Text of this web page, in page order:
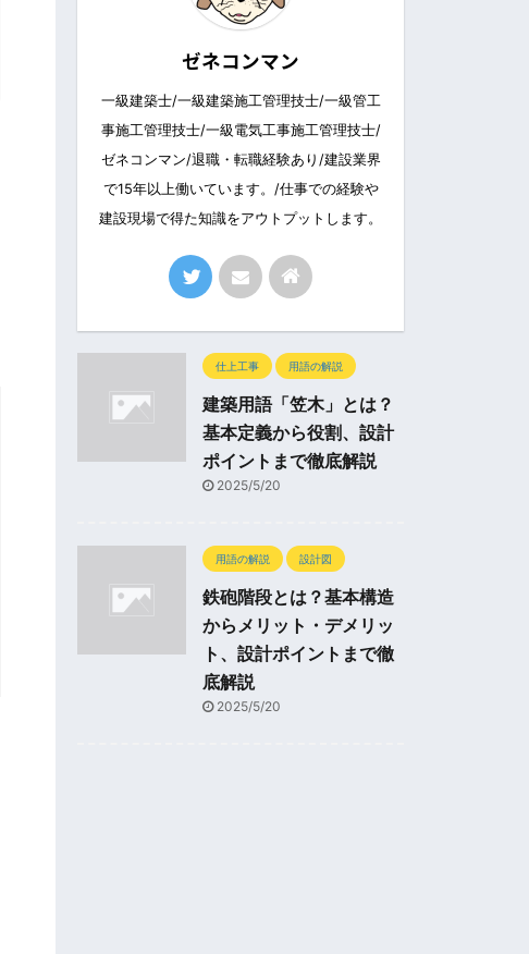
ゼネコンマン
一級建築士/一級建築施工管理技士/一級管工
事施工管理技士/一級電気工事施工管理技士/
ゼネコンマン/退職・転職経験あり/建設業界
で15年以上働いています。/仕事での経験や
建設現場で得た知識をアウトプットします。
仕上工事 用語の解説
建築用語「笠木」とは？
基本定義から役割、設計
ポイントまで徹底解説
2025/5/20
用語の解説 設計図
鉄砲階段とは？基本構造
からメリット・デメリッ
ト、設計ポイントまで徹
底解説
2025/5/20